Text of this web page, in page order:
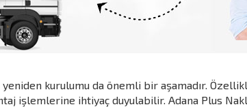
kurulumu da önemli bir aşamadır.
işlemlerine ihtiyaç duyulabilir. Adana Plus